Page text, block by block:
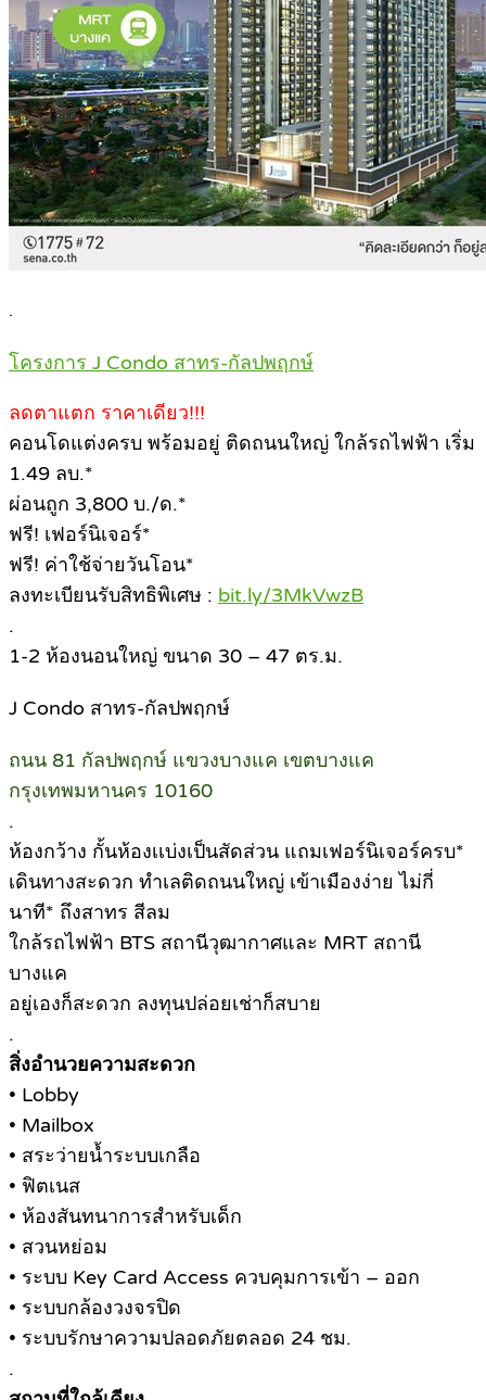
.
โครงการ J Condo สาทร-กัลปพฤกษ์
ลดตาแตก ราคาเดียว!!!
คอนโดแต่งครบ พร้อมอยู่ ติดถนนใหญ่ ใกล้รถไฟฟ้า เริ่ม
1.49 ลบ.*
ผ่อนถูก 3,800 บ./ด.*
ฟรี! เฟอร์นิเจอร์*
ฟรี! ค่าใช้จ่ายวันโอน*
ลงทะเบียนรับสิทธิพิเศษ : bit.ly/3MkVwzB
.
1-2 ห้องนอนใหญ่ ขนาด 30 – 47 ตร.ม.
J Condo สาทร-กัลปพฤกษ์
ถนน 81 กัลปพฤกษ์ แขวงบางแค เขตบางแค
กรุงเทพมหานคร 10160
.
ห้องกว้าง กั้นห้องเเบ่งเป็นสัดส่วน แถมเฟอร์นิเจอร์ครบ*
เดินทางสะดวก ทำเลติดถนนใหญ่ เข้าเมืองง่าย ไม่กี่
นาที* ถึงสาทร สีลม
ใกล้รถไฟฟ้า BTS สถานีวุฒากาศและ MRT สถานี
บางแค
อยู่เองก็สะดวก ลงทุนปล่อยเช่าก็สบาย
.
สิ่งอำนวยความสะดวก
• Lobby
• Mailbox
• สระว่ายน้ำระบบเกลือ
• ฟิตเนส
• ห้องสันทนาการสำหรับเด็ก
• สวนหย่อม
• ระบบ Key Card Access ควบคุมการเข้า – ออก
• ระบบกล้องวงจรปิด
• ระบบรักษาความปลอดภัยตลอด 24 ชม.
.